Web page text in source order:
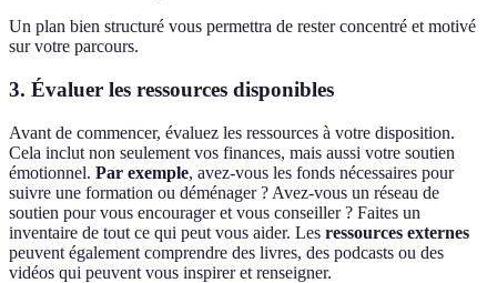
Un plan bien structuré vous permettra de rester concentré et motivé
sur votre parcours.
3. Évaluer les ressources disponibles
Avant de commencer, évaluez les ressources à votre disposition.
Cela inclut non seulement vos finances, mais aussi votre soutien
émotionnel. Par exemple, avez-vous les fonds nécessaires pour
suivre une formation ou déménager ? Avez-vous un réseau de
soutien pour vous encourager et vous conseiller ? Faites un
inventaire de tout ce qui peut vous aider. Les ressources externes
peuvent également comprendre des livres, des podcasts ou des
vidéos qui peuvent vous inspirer et renseigner.